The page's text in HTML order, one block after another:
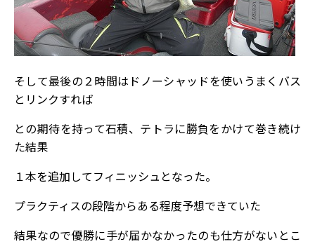
そして最後の２時間はドノーシャッドを使いうまくバス
とリンクすれば
との期待を持って石積、テトラに勝負をかけて巻き続け
た結果
１本を追加してフィニッシュとなった。
プラクティスの段階からある程度予想できていた
結果なので優勝に手が届かなかったのも仕方がないとこ